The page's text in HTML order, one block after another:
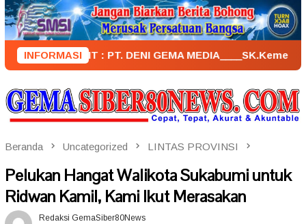
Loncat
ke
konten
INFORMASI
PENERBIT : PT. DENI GEMA
Beranda Uncategorized LINTAS PROVINSI
Pelukan Hangat Walikota Sukabumi untuk
Ridwan Kamil, Kami Ikut Merasakan
Redaksi GemaSiber80News